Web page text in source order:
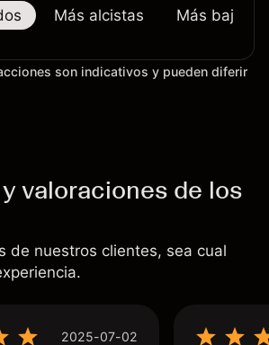
Más alcistas Más bajistas
son indicativos y pueden diferir
valoraciones de los
de nuestros clientes, sea cual
2025-07-02